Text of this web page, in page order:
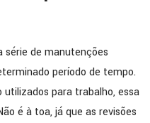
série de manutenções
período de tempo.
utilizados para trabalho, essa
é à toa, já que as revisões